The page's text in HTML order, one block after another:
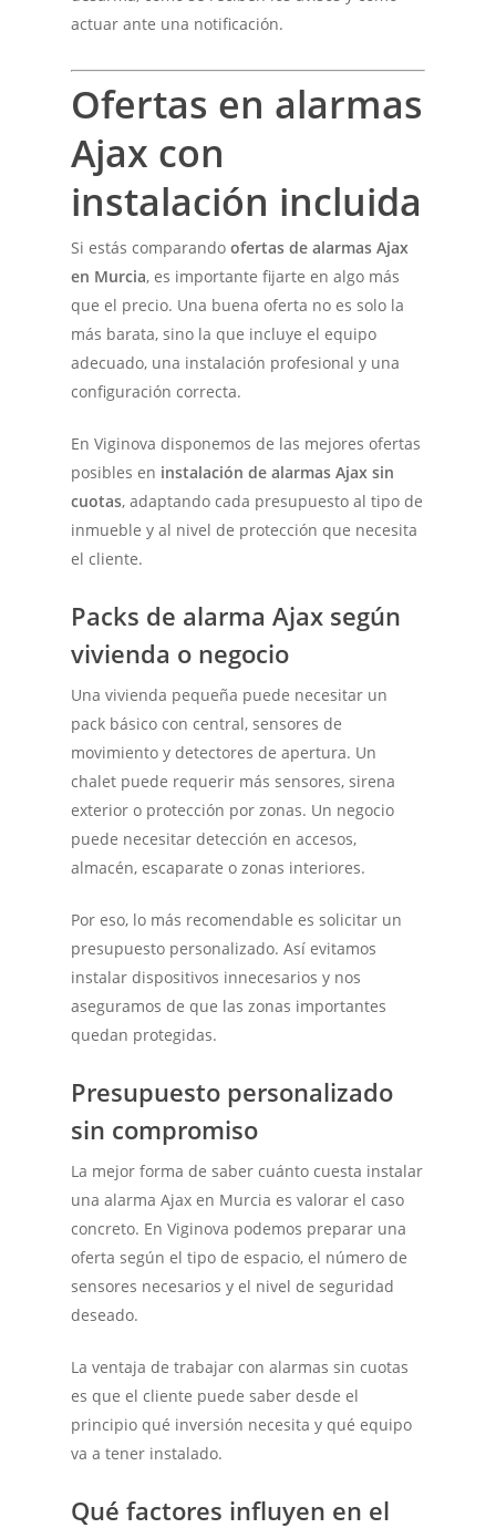
actuar ante una notificación.
Ofertas en alarmas
Ajax con
instalación incluida
Si estás comparandoofertas de alarmas Ajax
en Murcia, es importante fijarte en algo más
que el precio. Una buena oferta no es solo la
más barata, sino la que incluye el equipo
adecuado, una instalación profesional y una
configuración correcta.
En Viginova disponemos de las mejores ofertas
posibles en instalación de alarmas Ajax sin
cuotas, adaptando cada presupuesto al tipo de
inmueble y al nivel de protección que necesita
el cliente.
Packs de alarma Ajax según
vivienda o negocio
Una vivienda pequeña puede necesitar un
pack básico con central, sensores de
movimiento y detectores de apertura. Un
chalet puede requerir más sensores, sirena
exterior o protección por zonas. Un negocio
puede necesitar detección en accesos,
almacén, escaparate o zonas interiores.
Por eso, lo más recomendable es solicitar un
presupuesto personalizado. Así evitamos
instalar dispositivos innecesarios y nos
aseguramos de que las zonas importantes
quedan protegidas.
Presupuesto personalizado
sin compromiso
La mejor forma de saber cuánto cuesta instalar
una alarma Ajax en Murcia es valorar el caso
concreto. En Viginova podemos preparar una
oferta según el tipo de espacio, el número de
sensores necesarios y el nivel de seguridad
deseado.
La ventaja de trabajar con alarmas sin cuotas
es que el cliente puede saber desde el
principio qué inversión necesita y qué equipo
va a tener instalado.
Qué factores influyen en el